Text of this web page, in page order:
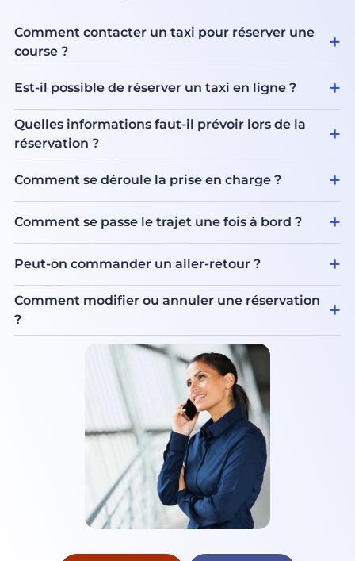
Comment contacter un taxi pour réserver une
course ?
Est-il possible de réserver un taxi en ligne ?
Quelles informations faut-il prévoir lors de la
réservation ?
Comment se déroule la prise en charge ?
Comment se passe le trajet une fois à bord ?
Peut-on commander un aller-retour ?
Comment modifier ou annuler une réservation
?